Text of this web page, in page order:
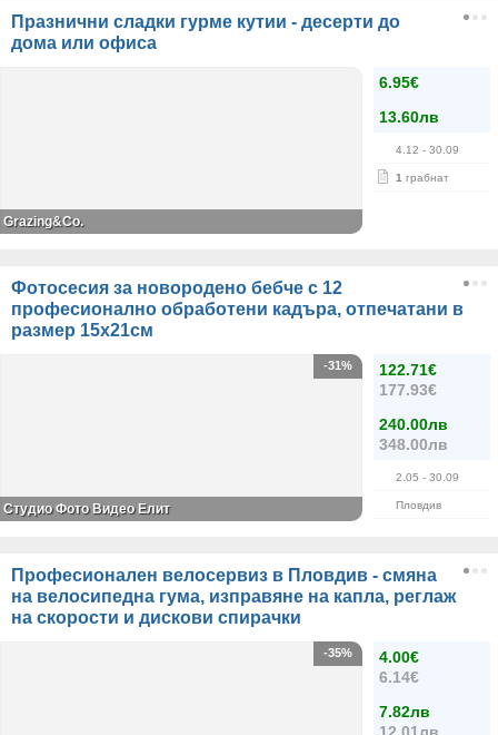
Празнични сладки гурме кутии - десерти до
дома или офиса
6.95€
13.60лв
4.12 - 30.09
1 грабнат
Grazing&Co.
Фотосесия за новородено бебче с 12
професионално обработени кадъра, отпечатани в
размер 15х21см
122.71€
177.93€
240.00лв
348.00лв
2.05 - 30.09
Пловдив
-31%
Студио Фото Видео Елит
Професионален велосервиз в Пловдив - смяна
на велосипедна гума, изправяне на капла, реглаж
на скорости и дискови спирачки
4.00€
6.14€
7.82лв
-35%